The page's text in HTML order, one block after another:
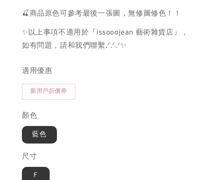
🍒商品原色可參考最後一張圖，無修圖修色！！
✨以上事項不適用於『issooojean 藝術雜貨店』，
如有問題，請和我們聯繫.ᐟ.ᐟ.ᐟ✨
適用優惠
新用戶折價券
顏色
藍色
尺寸
Ｆ